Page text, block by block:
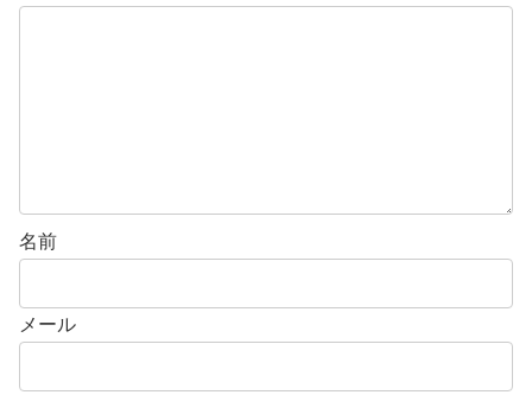
名前
メール